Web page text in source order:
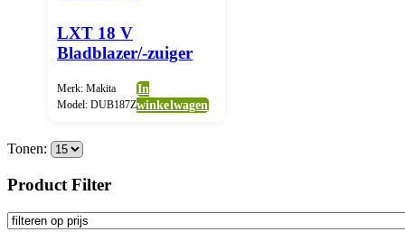
LXT 18 V
Bladblazer/-zuiger
Merk: Makita
Model: DUB187Z
In
winkelwagen
Tonen:
Product Filter